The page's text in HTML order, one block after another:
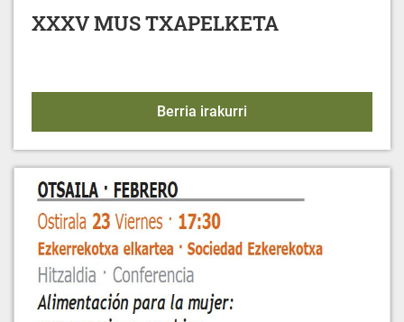
XXXV MUS TXAPELKETA
Berria irakurri